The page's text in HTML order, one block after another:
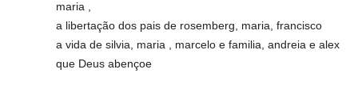
maria ,
a libertação dos pais de rosemberg, maria, francisco
a vida de silvia, maria , marcelo e familia, andreia e alex
que Deus abençoe